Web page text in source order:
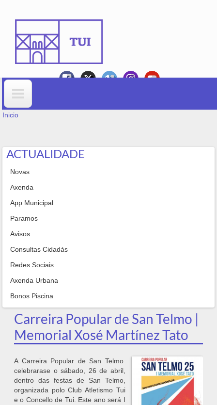
Formulario de busca
VOSTEDE ESTÁ AQUÍ
Inicio
ACTUALIDADE
Novas
Axenda
App Municipal
Paramos
Avisos
Consultas Cidadás
Redes Sociais
Axenda Urbana
Bonos Piscina
Carreira Popular de San Telmo |
Memorial Xosé Martínez Tato
A Carreira Popular de San Telmo
celebrarase o sábado, 26 de abril,
dentro das festas de San Telmo,
organizada polo Club Atletismo Tui
e o Concello de Tui. Este ano será I